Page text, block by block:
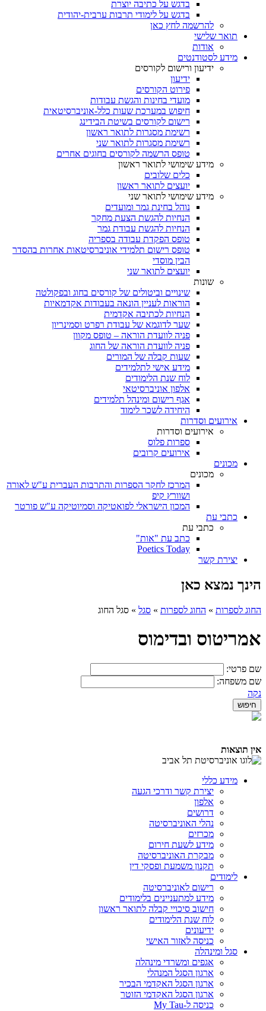
בדגש על כתיבה יוצרת
בדגש על לימודי תרבות ערבית-יהודית
להרשמה לחץ כאן
תואר שלישי
אודות
מידע לסטודנטים
ידיעון ורישום לקורסים
ידיעון
פירוט הקורסים
מועדי בחינות והגשת עבודות
חיפוש במערכת שעות כלל-אוניברסיטאית
רישום לקורסים בשיטת הבידינג
רשימת מסגרות לתואר ראשון
רשימת מסגרות לתואר שני
טופס הרשמה לקורסים בחוגים אחרים
מידע שימושי לתואר ראשון
כלים שלובים
יועצים לתואר ראשון
מידע שימושי לתואר שני
נוהל בחינת גמר ומועדים
הנחיות להגשת הצעת מחקר
הנחיות להגשת עבודת גמר
טופס הפקדת עבודה בספריה
טופס רישום תלמידי אוניברסיטאות אחרות בהסדר
הבין מוסדי
יועצים לתואר שני
שונות
שינויים וביטולים של קורסים בחוג ובפקולטה
הוראות לעניין הונאה בעבודות אקדמאיות
הנחיות לכתיבה אקדמית
שער לדוגמא של עבודת רפרט וסמינריון
פניה לוועדת הוראה – טופס מקוון
פניה לוועדת הוראה של החוג
שעות קבלה של המורים
מידע אישי לתלמידים
לוח שנת הלימודים
אלפון אוניברסיטאי
אגף רישום ומינהל תלמידים
היחידה לשכר לימוד
אירועים וסדרות
אירועים וסדרות
ספרות פלוס
אירועים קרובים
מכונים
מכונים
המרכז לחקר הספרות והתרבות העברית ע"ש לאורה
ושוורץ קיפ
המכון הישראלי לפואטיקה וסמיוטיקה ע"ש פורטר
כתבי עת
כתבי עת
כתב עת "אות"
Poetics Today
יצירת קשר
הינך נמצא כאן
החוג לספרות » החוג לספרות » סגל » סגל החוג
אמריטוס ובדימוס
שם פרטי:
שם משפחה:
נקה
אין תוצאות
מידע כללי
יצירת קשר ודרכי הגעה
אלפון
דרושים
נהלי האוניברסיטה
מכרזים
מידע לשעת חירום
מבקרת האוניברסיטה
תקנון משמעת ופסקי דין
לימודים
רישום לאוניברסיטה
מידע למתעניינים בלימודים
חישוב סיכויי קבלה לתואר ראשון
לוח שנת הלימודים
ידיעונים
כניסה לאזור האישי
סגל ומינהלה
אגפים ומשרדי מינהלה
ארגון הסגל המנהלי
ארגון הסגל האקדמי הבכיר
ארגון הסגל האקדמי הזוטר
כניסה ל-My Tau